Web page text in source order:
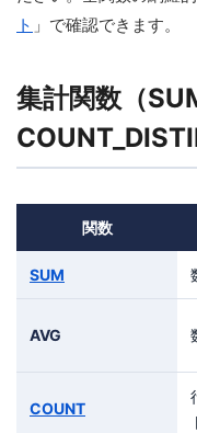
ト 」で確認できます。
集計関数（
関数
SUM
AVG
COUNT